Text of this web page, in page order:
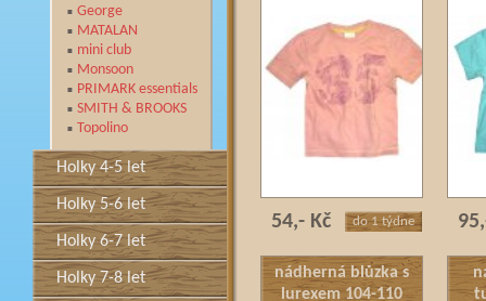
54,- Kč do 1 týdne
nádherná blůzka s
lurexem 104-110
George
MATALAN
mini club
Monsoon
PRIMARK essentials
SMITH & BROOKS
Topolino
Holky 4-5 let
Holky 5-6 let
Holky 6-7 let
Holky 7-8 let